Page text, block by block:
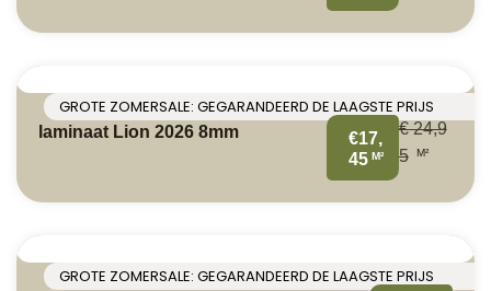
GROTE ZOMERSALE: GEGARANDEERD DE LAAGSTE PRIJS
laminaat Lion 2026 8mm
€17,
45 M²
€24,9
5
M²
GROTE ZOMERSALE: GEGARANDEERD DE LAAGSTE PRIJS